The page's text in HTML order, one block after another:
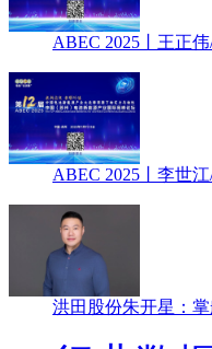
ABEC 2025丨王正
ABEC 2025丨李世
洪田股份朱开星：